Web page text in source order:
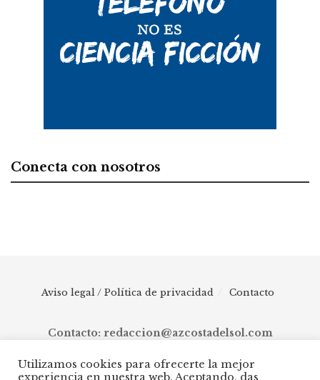
Conecta con nosotros
Aviso legal / Política de privacidad Contacto
Contacto: redaccion@azcostadelsol.com
Utilizamos cookies para ofrecerte la mejor
experiencia en nuestra web. Aceptando, das